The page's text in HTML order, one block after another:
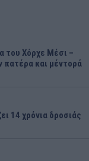
του Χόρχε Μέσι –
πατέρα και μέντορά
14 χρόνια δροσιάς